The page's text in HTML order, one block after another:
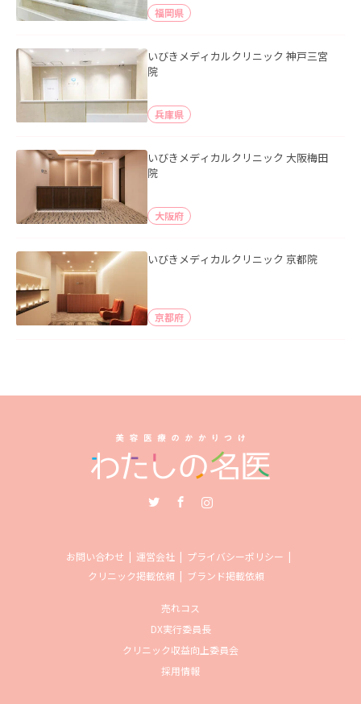
福岡県
いびきメディカルクリニック 神戸三宮
院
兵庫県
いびきメディカルクリニック 大阪梅田
院
大阪府
いびきメディカルクリニック 京都院
京都府
お問い合わせ 運営会社
プライバシーポリシー
クリニック掲載依頼
ブランド掲載依頼
売れコス
DX実行委員長
クリニック収益向上委員会
採用情報